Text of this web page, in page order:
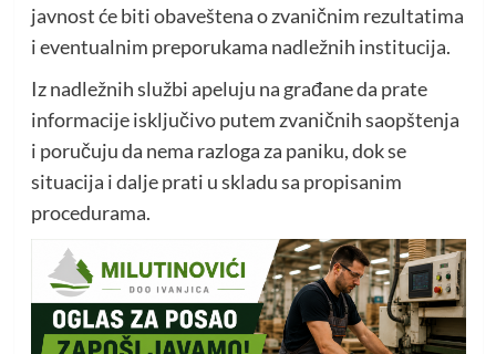
javnost će biti obaveštena o zvaničnim rezultatima
i eventualnim preporukama nadležnih institucija.
Iz nadležnih službi apeluju na građane da prate
informacije isključivo putem zvaničnih saopštenja
i poručuju da nema razloga za paniku, dok se
situacija i dalje prati u skladu sa propisanim
procedurama.